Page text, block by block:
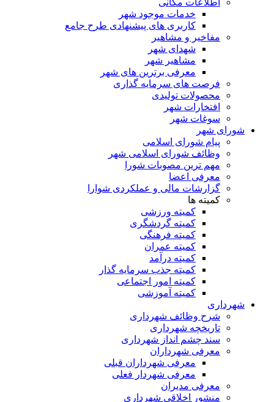
اطلاعات مکانی
خدمات موجود شهر
کاربری های پیشنهادی طرح جامع
مفاخیر و مشاهیر
شهدای شهر
مشاهیر شهر
معرفی برترین های شهر
فرصت های سرمایه گذاری
محصولات تولیدی
افتخارات شهر
سوغات شهر
شورای شهر
پیام شورای اسلامی
وظائف شورای اسلامی شهر
مهم ترین مصوبات شورا
معرفی اعضا
گزارشات مالی و عملکردی شوارا
کمیته ها
کمیته ورزشی
کمیته گردشگری
کمیته فرهنگی
کمیته عمران
کمیته درآمد
کمیته جذب سرمایه گذار
کمیته امور اجتماعی
کمیته آموزشی
شهرداری
شرح وظائف شهرداری
تاریخچه شهرداری
سند چشم انداز شهرداری
معرفی شهرداران
معرفی شهرداران قبلی
معرفی شهردار فعلی
معرفی مدیران
منشور اخلاقی شهرداری